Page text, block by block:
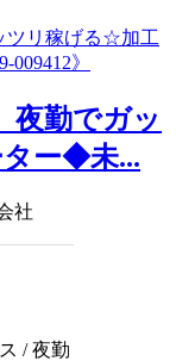
夜勤でガッ
ー◆未...
社
/ 夜勤